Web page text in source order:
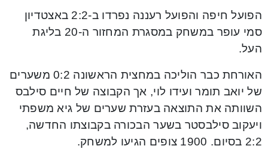
הפועל חיפה והפועל רעננה נפרדו ב-2:2 באצטדיון
סמי עופר במשחק במסגרת המחזור ה-20 בליגת
העל.
האורחת כבר הוליכה במחצית הראשונה 0:2 משערים
של יואב תומר ועידו לוי, אך הקבוצה של חיים סילבס
השוותה את התוצאה בעזרת שערים של גיא משפתי
ויעקוב סילבסטר בשער הבכורה בקבוצתו החדשה,
2:2 בסיום. 1900 צופים הגיעו למשחק.